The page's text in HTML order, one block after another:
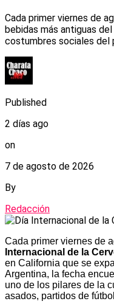
Cada primer viernes de
bebidas más antiguas
costumbres sociales del
Published
2 días ago
on
7 de agosto de 2026
By
Redacción
Cada primer viernes de
Internacional de la
en California que se
Argentina, la fecha
uno de los pilares de la
asados, partidos de